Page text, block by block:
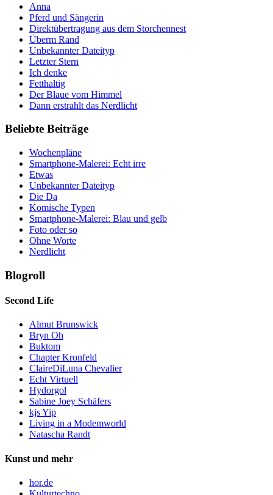
Anna
Pferd und Sängerin
Direktübertragung aus dem Storchennest
Überm Rand
Unbekannter Dateityp
Letzter Stern
Ich denke
Fetthaltig
Der Blaue vom Himmel
Dann erstrahlt das Nerdlicht
Beliebte Beiträge
Wochenpläne
Smartphone-Malerei: Echt irre
Etwas
Unbekannter Dateityp
Die Da
Komische Typen
Smartphone-Malerei: Blau und gelb
Foto oder so
Ohne Worte
Nerdlicht
Blogroll
Second Life
Almut Brunswick
Bryn Oh
Buktom
Chapter Kronfeld
ClaireDiLuna Chevalier
Echt Virtuell
Hydorgol
Sabine Joey Schäfers
kjs Yip
Living in a Modemworld
Natascha Randt
Kunst und mehr
hor.de